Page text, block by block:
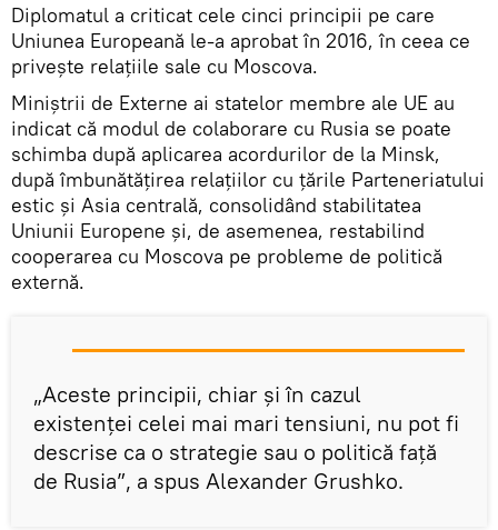
Diplomatul a criticat cele cinci principii pe care
Uniunea Europeană le-a aprobat în 2016, în ceea ce
privește relațiile sale cu Moscova.
Miniștrii de Externe ai statelor membre ale UE au
indicat că modul de colaborare cu Rusia se poate
schimba după aplicarea acordurilor de la Minsk,
după îmbunătățirea relațiilor cu țările Parteneriatului
estic și Asia centrală, consolidând stabilitatea
Uniunii Europene şi, de asemenea, restabilind
cooperarea cu Moscova pe probleme de politică
externă.
„Aceste principii, chiar și în cazul
existenţei celei mai mari tensiuni, nu pot fi
descrise ca o strategie sau o politică față
de Rusia”, a spus Alexander Grushko.